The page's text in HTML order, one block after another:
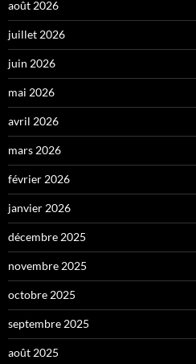
août 2026
juillet 2026
juin 2026
mai 2026
avril 2026
mars 2026
février 2026
janvier 2026
décembre 2025
novembre 2025
octobre 2025
septembre 2025
août 2025